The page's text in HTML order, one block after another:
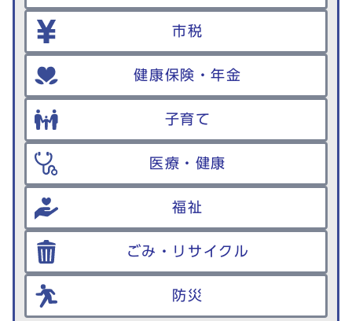
市税
健康保険・年金
子育て
医療・健康
福祉
ごみ・リサイクル
防災